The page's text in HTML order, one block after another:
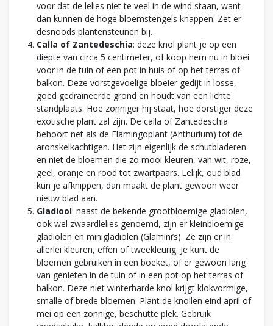
voor dat de lelies niet te veel in de wind staan, want
dan kunnen de hoge bloemstengels knappen. Zet er
desnoods plantensteunen bij.
Calla of Zantedeschia: deze knol plant je op een
diepte van circa 5 centimeter, of koop hem nu in bloei
voor in de tuin of een pot in huis of op het terras of
balkon. Deze vorstgevoelige bloeier gedijt in losse,
goed gedraineerde grond en houdt van een lichte
standplaats. Hoe zonniger hij staat, hoe dorstiger deze
exotische plant zal zijn. De calla of Zantedeschia
behoort net als de Flamingoplant (Anthurium) tot de
aronskelkachtigen. Het zijn eigenlijk de schutbladeren
en niet de bloemen die zo mooi kleuren, van wit, roze,
geel, oranje en rood tot zwartpaars. Lelijk, oud blad
kun je afknippen, dan maakt de plant gewoon weer
nieuw blad aan.
Gladiool: naast de bekende grootbloemige gladiolen,
ook wel zwaardlelies genoemd, zijn er kleinbloemige
gladiolen en minigladiolen (Glamini’s). Ze zijn er in
allerlei kleuren, effen of tweekleurig. Je kunt de
bloemen gebruiken in een boeket, of er gewoon lang
van genieten in de tuin of in een pot op het terras of
balkon. Deze niet winterharde knol krijgt klokvormige,
smalle of brede bloemen. Plant de knollen eind april of
mei op een zonnige, beschutte plek. Gebruik